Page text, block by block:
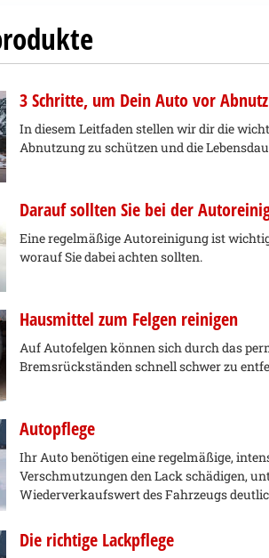
3 Schritte, um Dein Auto vor
In diesem Leitfaden stellen wir dir die
Abnutzung zu schützen und die
Darauf sollten Sie bei der
Eine regelmäßige Autoreinigung ist
worauf Sie dabei achten sollten.
Hausmittel zum Felgen reinigen
Auf Autofelgen können sich durch das
Bremsrückständen schnell schwer zu
Autopflege
Ihr Auto benötigen eine regelmäßige,
Verschmutzungen den Lack schädigen,
Wiederverkaufswert des Fahrzeugs
Die richtige Lackpflege